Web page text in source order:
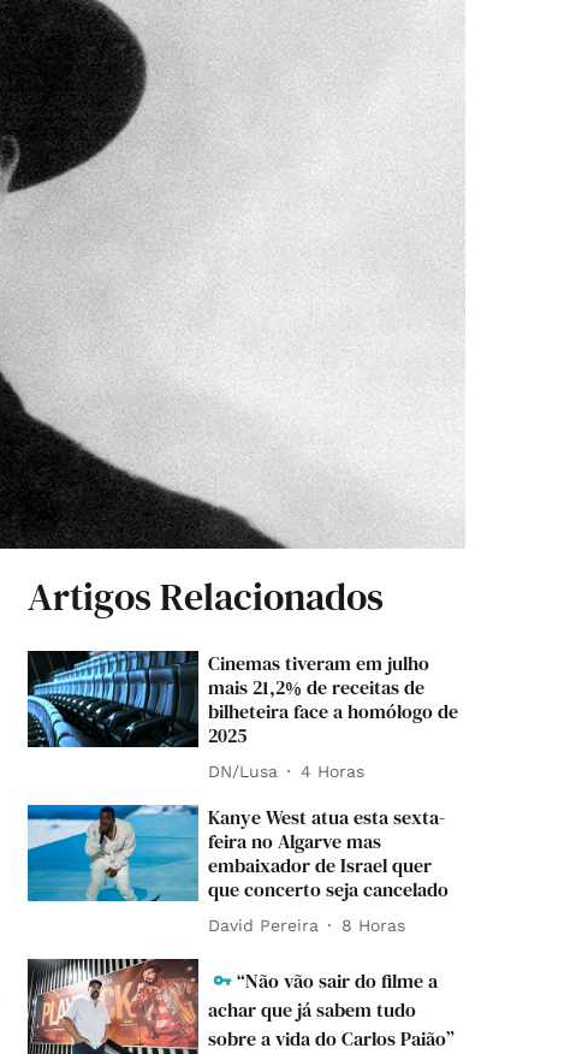
Artigos Relacionados
Cinemas tiveram em julho
mais 21,2% de receitas de
bilheteira face a homólogo de
2025
DN/Lusa 4 Horas
Kanye West atua esta sexta-
feira no Algarve mas
embaixador de Israel quer
que concerto seja cancelado
David Pereira 8 Horas
“Não vão sair do filme a
achar que já sabem tudo
sobre a vida do Carlos Paião”